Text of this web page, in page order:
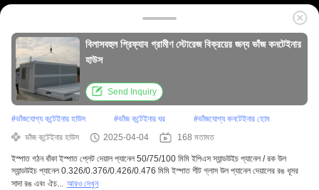
বিলাসবহুল প্রিফ্যাব গ্রামীণ স্টোরেজ বিক্রয়ের জন্য ভাঁজ কনটেইনার
হাউস
Send Inquiry
#ভাঁজযোগ্য কন্টেইনার হাউস #ভাঁজ কন্টেইনার ঘর #ভাঁজযোগ্য কনটেইনার হোম
ভাঁজ কন্টেইনার হাউস
2025-04-04 168 মতামত
ইস্পাত গঠন বাঁকা ইস্পাত প্লেট দেয়াল প্যানেল 50/75/100 মিমি ইপিএস স্যান্ডউইচ প্যানেল / রক উল
স্যান্ডউইচ প্যানেল 0.326/0.376/0.426/0.476 মিমি ইস্পাত শীট গ্লাস উল প্যানেল দেয়ালের রঙ ধূসর
সাদা রঙ এবং ঐচ... আরও দেখুন